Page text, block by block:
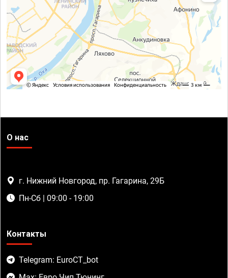
О нас
г. Нижний Новгород, пр. Гагарина, 29Б
Пн-Сб | 09:00 - 19:00
Контакты
Telegram: EuroCT_bot